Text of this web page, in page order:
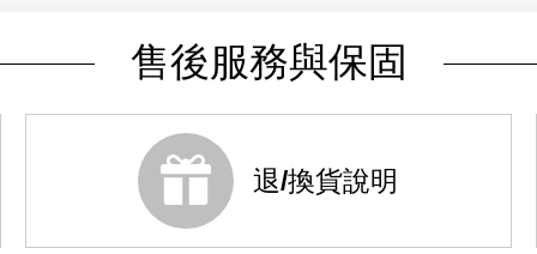
售後服務與保固
退/換貨說明